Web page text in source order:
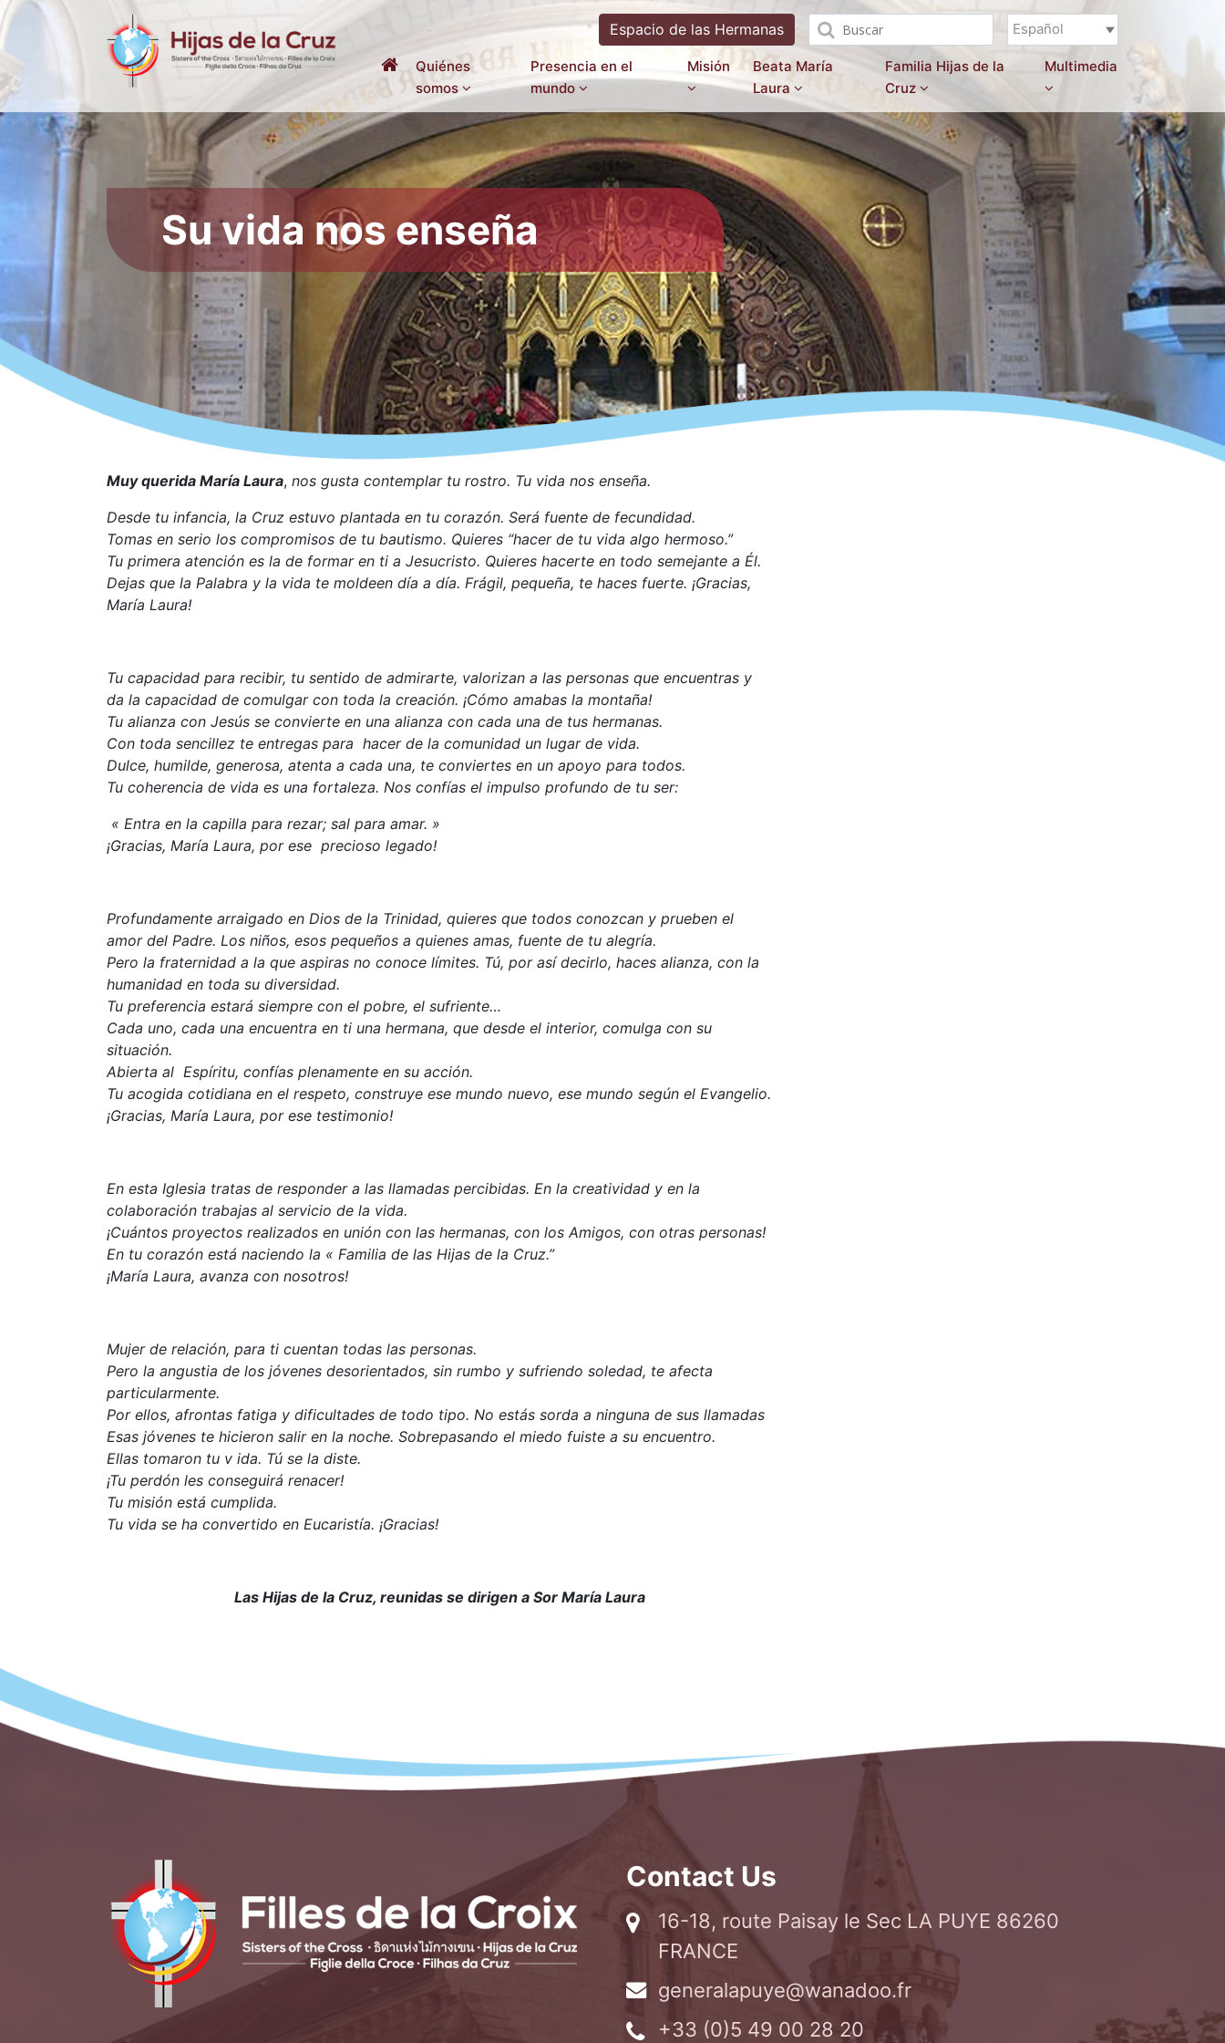
Espacio de las Hermanas Español
Quiénes
somos
Presencia en el
mundo
Misión
Beata María
Laura
Familia Hijas de la
Cruz
Multimedia
Su vida nos enseña
Muy querida María Laura, nos gusta contemplar tu rostro. Tu vida nos enseña.
Desde tu infancia, la Cruz estuvo plantada en tu corazón. Será fuente de fecundidad.
Tomas en serio los compromisos de tu bautismo. Quieres “hacer de tu vida algo hermoso.”
Tu primera atención es la de formar en ti a Jesucristo. Quieres hacerte en todo semejante a Él.
Dejas que la Palabra y la vida te moldeen día a día. Frágil, pequeña, te haces fuerte. ¡Gracias,
María Laura!
Tu capacidad para recibir, tu sentido de admirarte, valorizan a las personas que encuentras y
da la capacidad de comulgar con toda la creación. ¡Cómo amabas la montaña!
Tu alianza con Jesús se convierte en una alianza con cada una de tus hermanas.
Con toda sencillez te entregas para hacer de la comunidad un lugar de vida.
Dulce, humilde, generosa, atenta a cada una, te conviertes en un apoyo para todos.
Tu coherencia de vida es una fortaleza. Nos confías el impulso profundo de tu ser:
« Entra en la capilla para rezar; sal para amar. »
¡Gracias, María Laura, por ese precioso legado!
Profundamente arraigado en Dios de la Trinidad, quieres que todos conozcan y prueben el
amor del Padre. Los niños, esos pequeños a quienes amas, fuente de tu alegría.
Pero la fraternidad a la que aspiras no conoce límites. Tú, por así decirlo, haces alianza, con la
humanidad en toda su diversidad.
Tu preferencia estará siempre con el pobre, el sufriente…
Cada uno, cada una encuentra en ti una hermana, que desde el interior, comulga con su
situación.
Abierta al Espíritu, confías plenamente en su acción.
Tu acogida cotidiana en el respeto, construye ese mundo nuevo, ese mundo según el Evangelio.
¡Gracias, María Laura, por ese testimonio!
En esta Iglesia tratas de responder a las llamadas percibidas. En la creatividad y en la
colaboración trabajas al servicio de la vida.
¡Cuántos proyectos realizados en unión con las hermanas, con los Amigos, con otras personas!
En tu corazón está naciendo la « Familia de las Hijas de la Cruz.”
¡María Laura, avanza con nosotros!
Mujer de relación, para ti cuentan todas las personas.
Pero la angustia de los jóvenes desorientados, sin rumbo y sufriendo soledad, te afecta
particularmente.
Por ellos, afrontas fatiga y dificultades de todo tipo. No estás sorda a ninguna de sus llamadas
Esas jóvenes te hicieron salir en la noche. Sobrepasando el miedo fuiste a su encuentro.
Ellas tomaron tu v ida. Tú se la diste.
¡Tu perdón les conseguirá renacer!
Tu misión está cumplida.
Tu vida se ha convertido en Eucaristía. ¡Gracias!
Las Hijas de la Cruz, reunidas se dirigen a Sor María Laura
Contact Us
16-18, route Paisay le Sec LA PUYE 86260
FRANCE
generalapuye@wanadoo.fr
+33 (0)5 49 00 28 20